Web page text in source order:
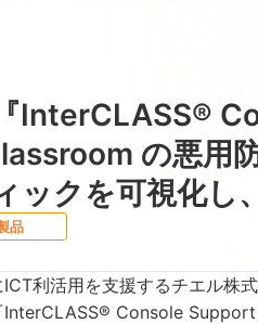
InterCLASS®
の悪用
ックを可視化し
品
利活用を支援するチエル株
Console